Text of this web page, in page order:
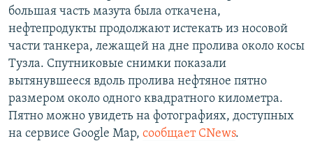
СОЦИАЛЬНЫЕ СЕТИ
Все сайты РСЕ/РС
большая часть мазута была откачена,
нефтепродукты продолжают истекать из носовой
части танкера, лежащей на дне пролива около косы
Тузла. Спутниковые снимки показали
вытянувшееся вдоль пролива нефтяное пятно
размером около одного квадратного километра.
Пятно можно увидеть на фотографиях, доступных
на сервисе Google Map, сообщает CNews.